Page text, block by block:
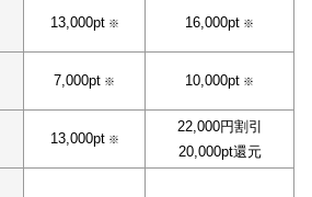
13,000pt※ 16,000pt ※
7,000pt ※ 10,000pt ※
13,000pt※
22,000円割引
20,000pt還元